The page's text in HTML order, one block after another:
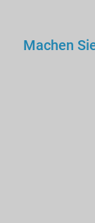
Machen